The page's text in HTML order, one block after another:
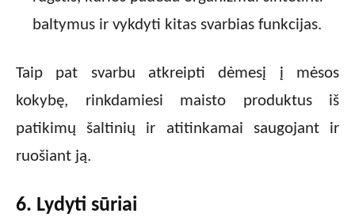
baltymus ir vykdyti kitas svarbias funkcijas.
Taip pat svarbu atkreipti dėmesį į mėsos
kokybę, rinkdamiesi maisto produktus iš
patikimų šaltinių ir atitinkamai saugojant ir
ruošiant ją.
6. Lydyti sūriai